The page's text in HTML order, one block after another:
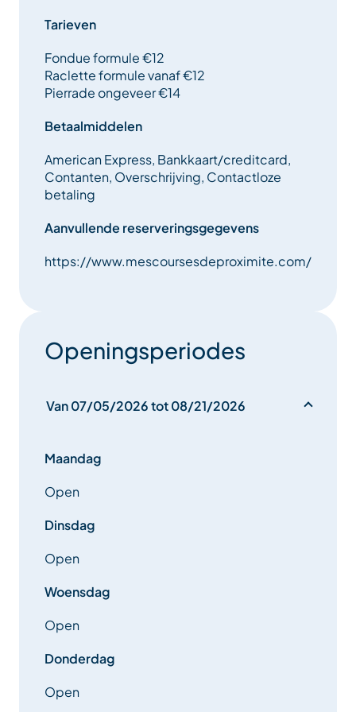
Gratis bruikleen van apparatuur: Raclette-, fondue-
Thuisbezorging: Wij bezorgen uw boodschappen tot
aan uw deur.
Bij Spar Méribel Village staan persoonlijk contact en
service centraal voor een geslaagde vakantie.
Maak het uzelf gemakkelijk en geniet van elk
moment.
Tarieven
Fondue formule €12
Raclette formule vanaf €12
Pierrade ongeveer €14
Betaalmiddelen
American Express, Bankkaart/creditcard,
Contanten, Overschrijving, Contactloze
betaling
Aanvullende reserveringsgegevens
https://www.mescoursesdeproximite.com/
Openingsperiodes
Van 07/05/2026 tot 08/21/2026
Maandag
Open
Dinsdag
Open
Woensdag
Open
Donderdag
Open